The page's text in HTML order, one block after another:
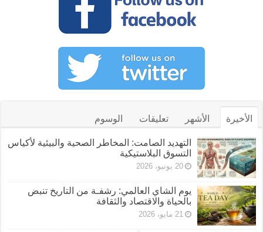
الأخيرة الأشهر تعليقات الوسوم
التهديد الصامت: المخاطر الصحية والبيئية لأكياس
التسوق البلاستيكية
20 يونيو، 2026
يوم الشاي العالمي: رشفـة من التاريخ تنبض
بالحياة والاقتصاد والثقافة
21 مايو، 2026